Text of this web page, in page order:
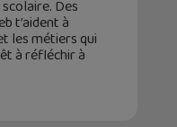
Des
t’aident à
les métiers qui
à réfléchir à